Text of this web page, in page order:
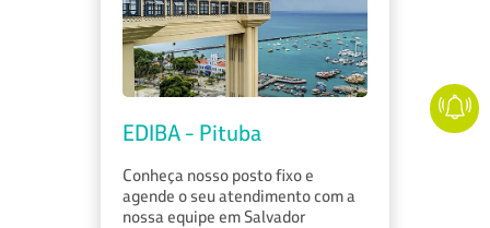
EDIBA - Pituba
Conheça nosso posto fixo e
agende o seu atendimento com a
nossa equipe em Salvador